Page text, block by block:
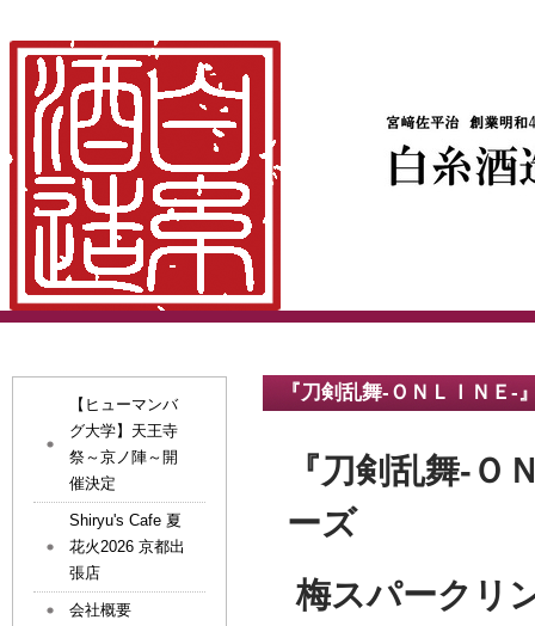
『刀剣乱舞‐ＯＮＬＩＮＥ
『刀剣乱舞‐
ーズ
梅スパークリ
【ヒューマンバ
グ大学】天王寺
祭～京ノ陣～開
催決定
Shiryu's Cafe 夏
花火2026 京都出
張店
会社概要